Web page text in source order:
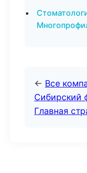
← Все
Сибирский
Главная